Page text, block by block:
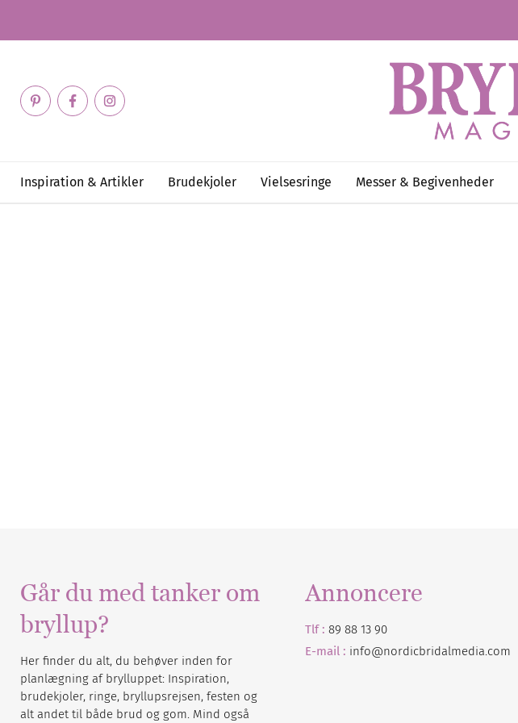
Inspiration & Artikler Brudekjoler Vielsesringe Messer & Begivenheder
Går du med tanker om
bryllup?
Her finder du alt, du behøver inden for
planlægning af brylluppet: Inspiration,
brudekjoler, ringe, bryllupsrejsen, festen og
alt andet til både brud og gom. Mind også
Annoncere
Tlf : 89 88 13 90
E-mail : info@nordicbridalmedia.com